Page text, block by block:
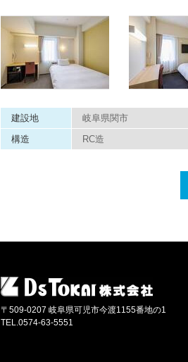
建設地
岐阜県関市
構造
RC造
〒509-0207 岐阜県可児市今渡1155番地の1
TEL.0574-63-5551